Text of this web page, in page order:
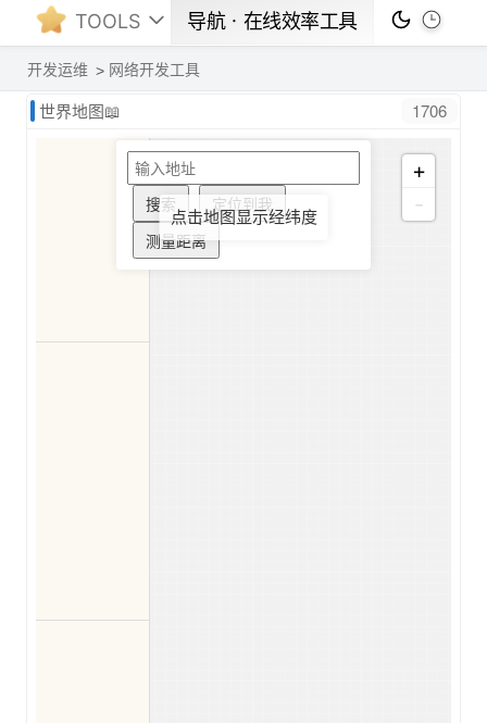
TOOLS 导航ㆍ在线效率工具
开发运维 网络开发工具
世界地图📖 1706
搜索
定位到我
测量距离
点击地图显示经纬度
+
-